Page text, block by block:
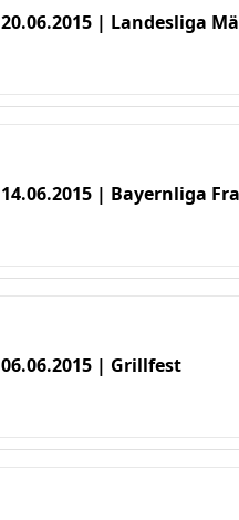
20.06.2015 | Landesliga
14.06.2015 | Bayernliga
06.06.2015 | Grillfest